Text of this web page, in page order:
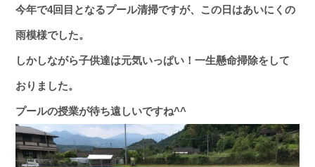
今年で4回目となるプール清掃ですが、この日はあいにくの
雨模様でした。
しかしながら子供達は元気いっぱい！一生懸命掃除をして
おりました。
プールの授業が待ち遠しいですね^^